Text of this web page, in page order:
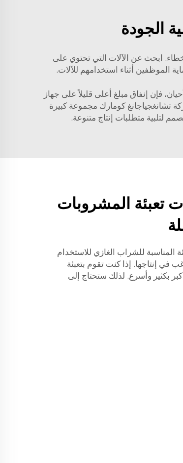
الجودة
ابحث عن الآلات التي تحتوي على
الموظفين أثناء استخدامهم للآلات.
فإن إنفاق مبلغ أعلى قليلاً على جهاز
تشانغجياجانغ كومارك مجموعة كبيرة
لتلبية متطلبات إنتاج متنوعة.
تعبئة المشروبات
المناسبة للشراب الغازي للاستخدام
في إنتاجها. إذا كنت تقوم بتعبئة
أكبر بكثير وأسرع. لذلك ستحتاج إلى